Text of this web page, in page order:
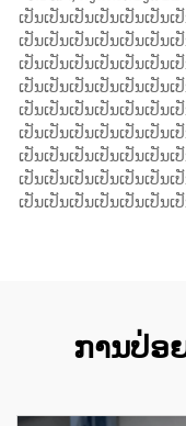
ເປັນເປັນເປັນເປັນເປັນເປັນເ
ເປັນເປັນເປັນເປັນເປັນເປັນເ
ເປັນເປັນເປັນເປັນເປັນເປັນເ
ເປັນເປັນເປັນເປັນເປັນເປັນເ
ເປັນເປັນເປັນເປັນເປັນເປັນເ
ເປັນເປັນເປັນເປັນເປັນເປັນເ
ເປັນເປັນເປັນເປັນເປັນເປັນເ
ເປັນເປັນເປັນເປັນເປັນເປັນເ
ເປັນເປັນເປັນເປັນເປັນເປັນເ
ການປ່ອ